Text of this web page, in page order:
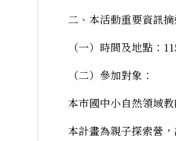
二、本活動重要資訊摘
（一）時間及地點：
（二）參加對象：
本市國中小自然領域
本計畫為親子探索營